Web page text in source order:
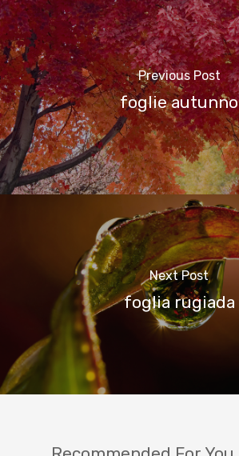
Previous Post
foglie autunno
Next Post
foglia rugiada